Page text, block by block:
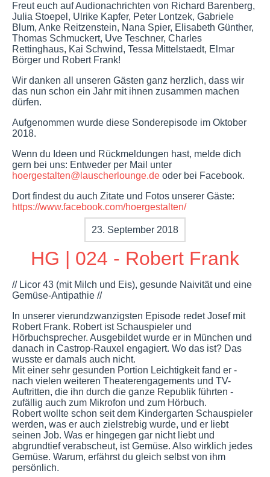
Freut euch auf Audionachrichten von Richard Barenberg,
Julia Stoepel, Ulrike Kapfer, Peter Lontzek, Gabriele
Blum, Anke Reitzenstein, Nana Spier, Elisabeth Günther,
Thomas Schmuckert, Uve Teschner, Charles
Rettinghaus, Kai Schwind, Tessa Mittelstaedt, Elmar
Börger und Robert Frank!
Wir danken all unseren Gästen ganz herzlich, dass wir
das nun schon ein Jahr mit ihnen zusammen machen
dürfen.
Aufgenommen wurde diese Sonderepisode im Oktober
2018.
Wenn du Ideen und Rückmeldungen hast, melde dich
gern bei uns: Entweder per Mail unter
hoergestalten@lauscherlounge.de oder bei Facebook.
Dort findest du auch Zitate und Fotos unserer Gäste:
https://www.facebook.com/hoergestalten/
23. September 2018
HG | 024 - Robert Frank
// Licor 43 (mit Milch und Eis), gesunde Naivität und eine
Gemüse-Antipathie //
In unserer vierundzwanzigsten Episode redet Josef mit
Robert Frank. Robert ist Schauspieler und
Hörbuchsprecher. Ausgebildet wurde er in München und
danach in Castrop-Rauxel engagiert. Wo das ist? Das
wusste er damals auch nicht.
Mit einer sehr gesunden Portion Leichtigkeit fand er -
nach vielen weiteren Theaterengagements und TV-
Auftritten, die ihn durch die ganze Republik führten -
zufällig auch zum Mikrofon und zum Hörbuch.
Robert wollte schon seit dem Kindergarten Schauspieler
werden, was er auch zielstrebig wurde, und er liebt
seinen Job. Was er hingegen gar nicht liebt und
abgrundtief verabscheut, ist Gemüse. Also wirklich jedes
Gemüse. Warum, erfährst du gleich selbst von ihm
persönlich.